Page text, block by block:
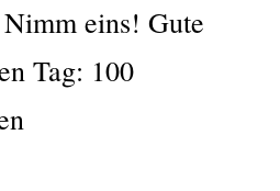
eins! Gute
Tag: 100